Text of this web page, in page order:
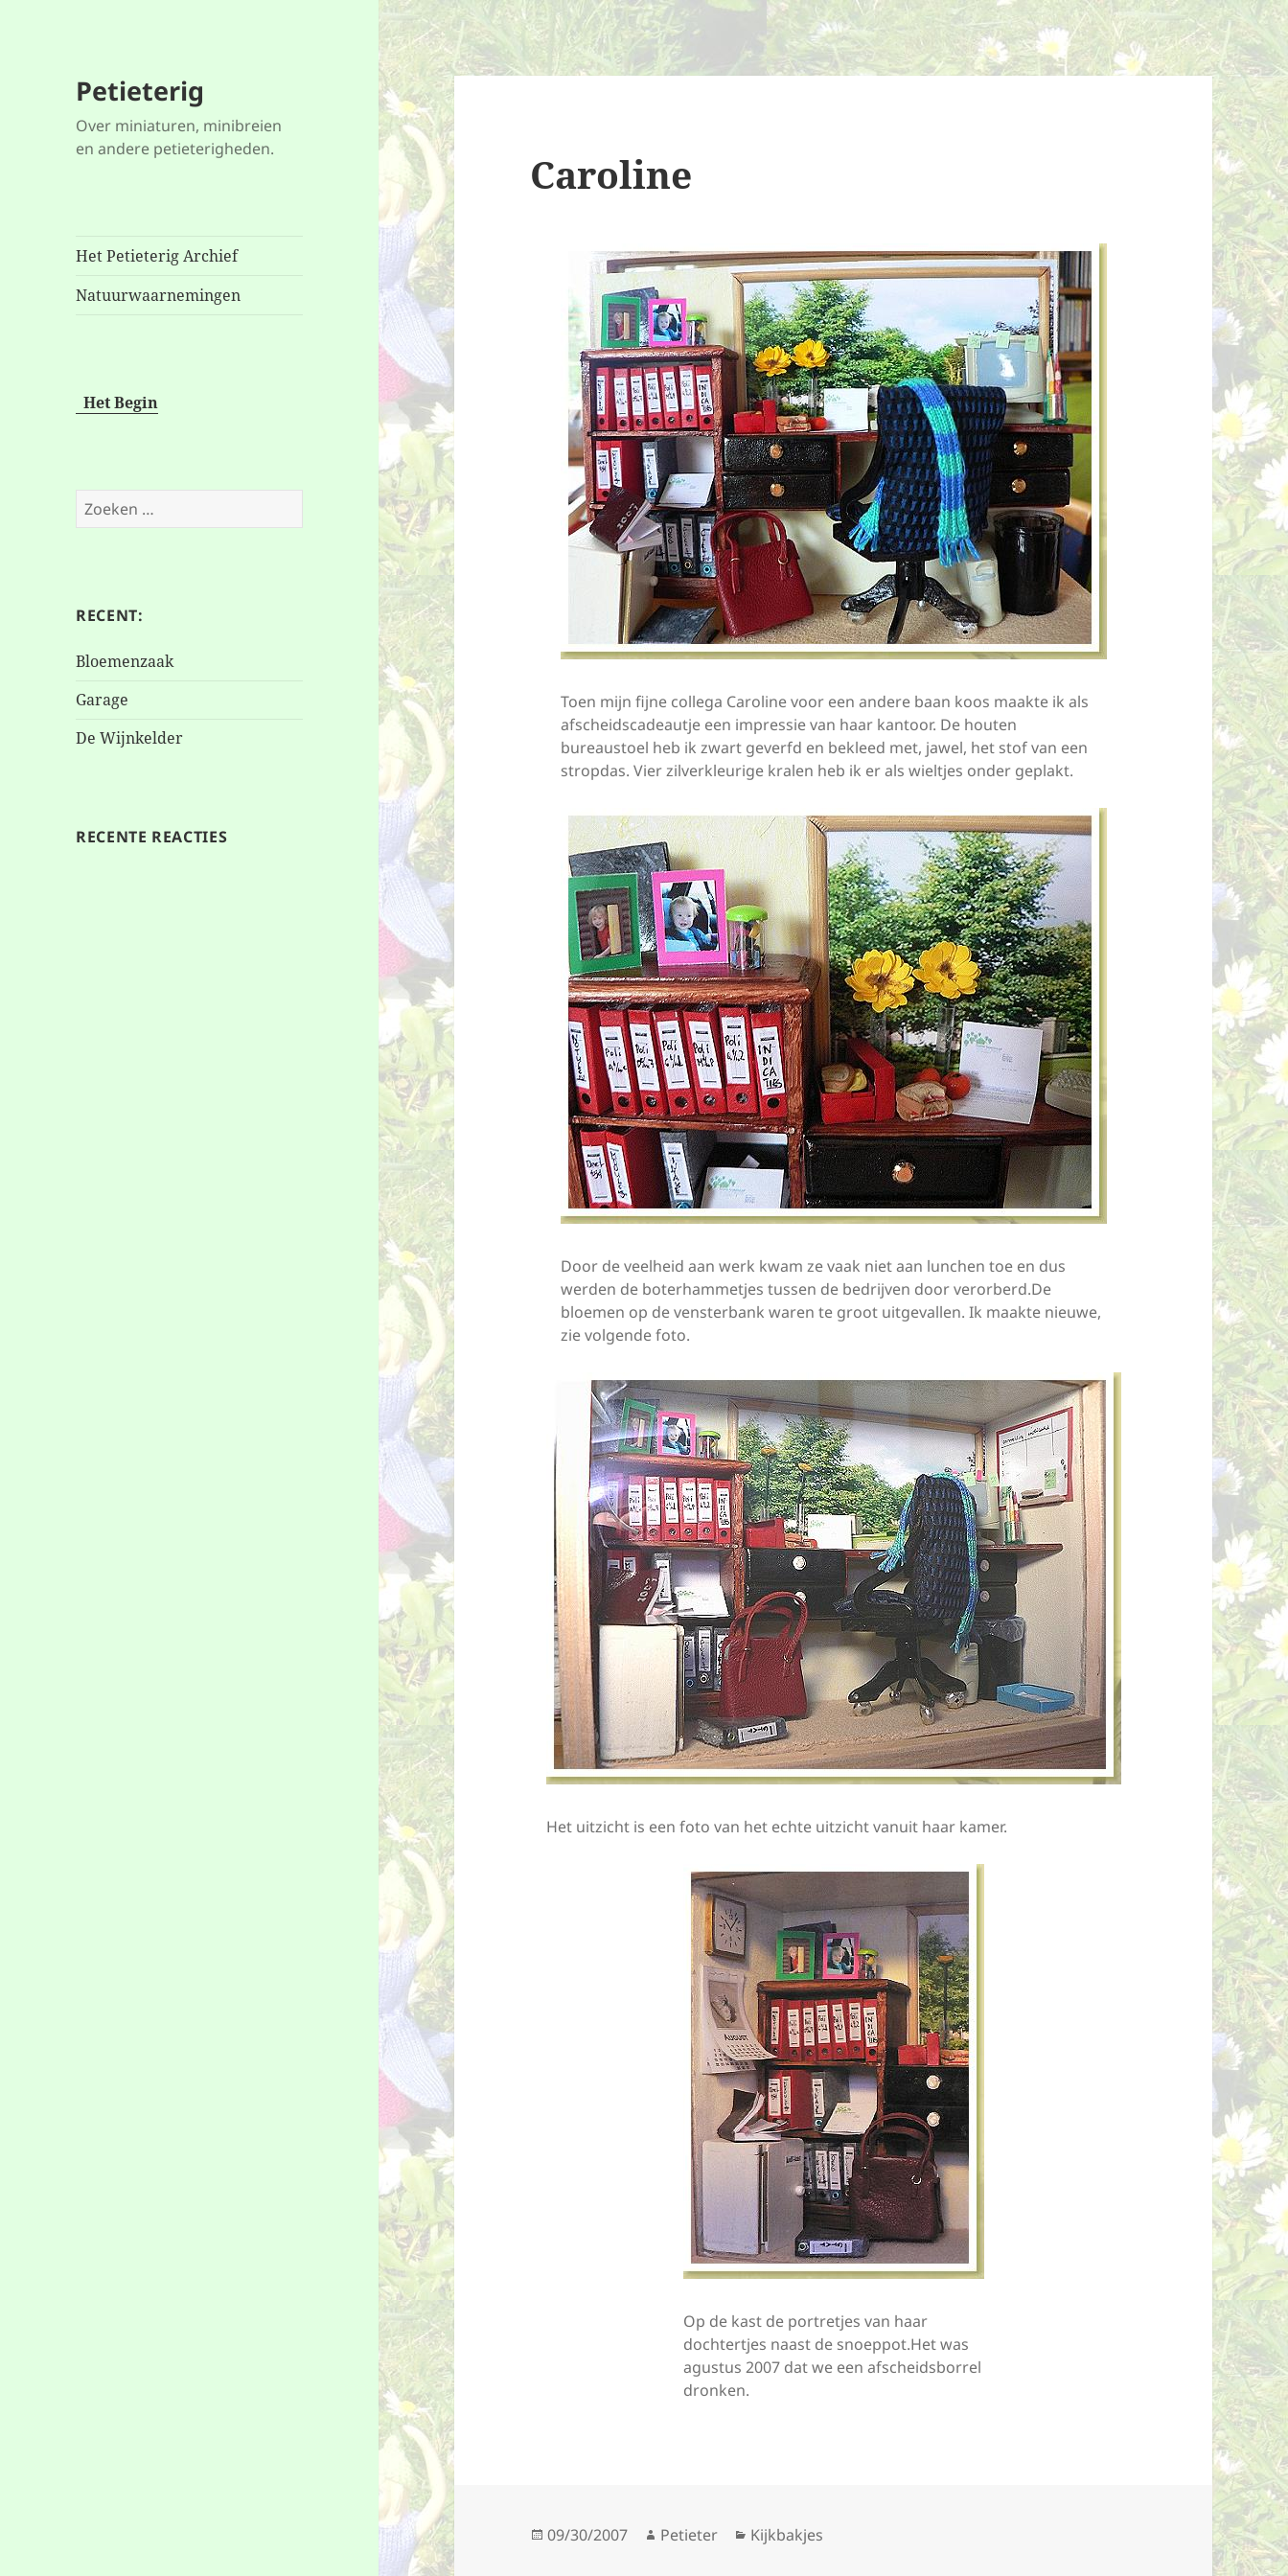
Petieterig
Over miniaturen, minibreien
en andere petieterigheden.
Het Petieterig Archief
Natuurwaarnemingen
Het Begin
Zoeken
naar:
RECENT:
Bloemenzaak
Garage
De Wijnkelder
RECENTE REACTIES
Caroline
Toen mijn fijne collega Caroline voor een andere baan koos maakte ik als
afscheidscadeautje een impressie van haar kantoor. De houten
bureaustoel heb ik zwart geverfd en bekleed met, jawel, het stof van een
stropdas. Vier zilverkleurige kralen heb ik er als wieltjes onder geplakt.
Door de veelheid aan werk kwam ze vaak niet aan lunchen toe en dus
werden de boterhammetjes tussen de bedrijven door verorberd.De
bloemen op de vensterbank waren te groot uitgevallen. Ik maakte nieuwe,
zie volgende foto.
Het uitzicht is een foto van het echte uitzicht vanuit haar kamer.
Op de kast de portretjes van haar
dochtertjes naast de snoeppot.Het was
agustus 2007 dat we een afscheidsborrel
dronken.
Geplaatst
09/30/2007 Auteur
Petieter Categorieën
Kijkbakjes